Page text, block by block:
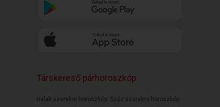
Társkereső párhoroszkóp
Halak szerelmi horoszkóp Szűz szerelmi horoszkóp